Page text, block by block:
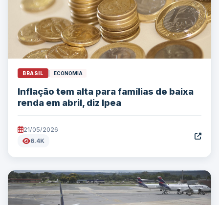
BRASIL ECONOMIA
Inflação tem alta para famílias de baixa
renda em abril, diz Ipea
21/05/2026
6.4K